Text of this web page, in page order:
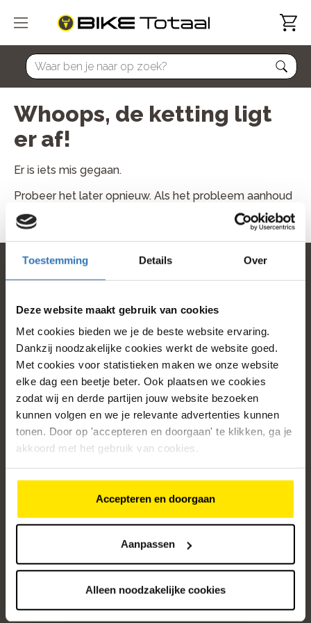
Toestemming Details Over
Deze website maakt gebruik van cookies
Met cookies bieden we je de beste website ervaring.
Dankzij noodzakelijke cookies werkt de website goed.
Met cookies voor statistieken maken we onze website
elke dag een beetje beter. Ook plaatsen we cookies
zodat wij en derde partijen jouw website bezoeken
kunnen volgen en we je relevante advertenties kunnen
tonen. Door op 'accepteren en doorgaan' te klikken, ga je
akkoord met het gebruik van cookies.
Accepteren en doorgaan
Aanpassen
Alleen noodzakelijke cookies
home
Whoops, de ketting ligt
er af!
Er is iets mis gegaan.
Probeer het later opnieuw. Als het probleem aanhoud
neem dan contact met ons op.
home
Populaire categorieën
Onze service
Klantenservice
Over ons
4.8 /5
Altijd op de hoogte van onze acties
Ontvang de beste aanbiedingen en persoonlijk advies.
Aanmelden